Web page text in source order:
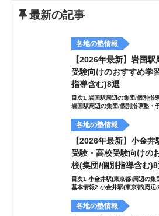
最新の記事
各地の塾情報
【2026年最新】岩国
受験向けのおすすめ学
指導含む)8選
目次1 岩国駅周辺の集団/個別指
岩国駅周辺の集団/個別指導塾・
各地の塾情報
【2026年最新】小金
受験・高校受験向けの
校(集団/個別指導含む)8
目次1 小金井駅(東京都)周辺の
基本情報2 小金井駅(東京都)周辺
各地の塾情報